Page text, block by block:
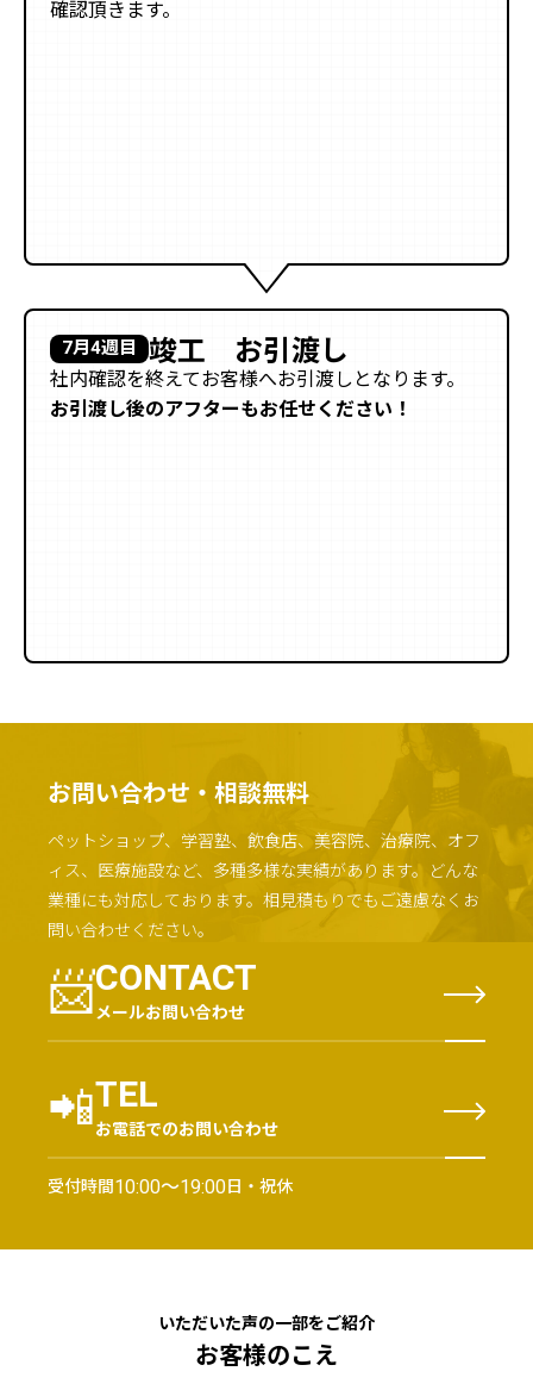
確認頂きます。
7月4週目 竣工 お引渡し
社内確認を終えてお客様へお引渡しとなります。
お引渡し後のアフターもお任せください！
お問い合わせ・相談無料
ペットショップ、学習塾、飲食店、美容院、治療院、オフ
ィス、医療施設など、多種多様な実績があります。 どんな
業種にも対応しております。 相見積もりでもご遠慮なくお
問い合わせください。
📨CONTACT
メールお問い合わせ
📲TEL
お電話でのお問い合わせ
受付時間10:00〜19:00日・祝休
いただいた声の一部をご紹介
お客様のこえ